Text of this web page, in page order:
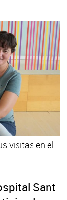
visitas en el
Sant